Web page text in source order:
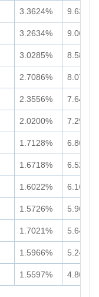
3.3624% 9.63万
3.2634% 9.06万
3.0285% 8.58万
2.7086% 8.07万
2.3556% 7.64万
2.0200% 7.29万
1.7128% 6.86万
1.6718% 6.52万
1.6022% 6.16万
1.5726% 5.96万
1.7021% 5.64万
1.5966% 5.24万
1.5597% 4.86万